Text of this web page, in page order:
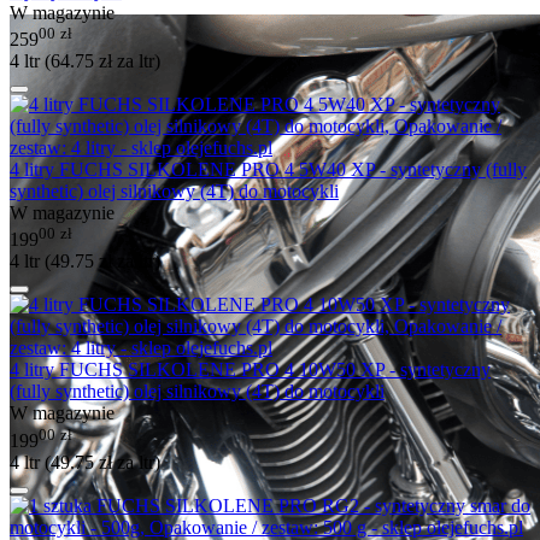
W magazynie
25900 zł
4 ltr (64.75 zł za ltr)
4 litry FUCHS SILKOLENE PRO 4 5W40 XP - syntetyczny (fully
synthetic) olej silnikowy (4T) do motocykli
W magazynie
19900 zł
4 ltr (49.75 zł za ltr)
4 litry FUCHS SILKOLENE PRO 4 10W50 XP - syntetyczny
(fully synthetic) olej silnikowy (4T) do motocykli
W magazynie
19900 zł
4 ltr (49.75złza ltr)